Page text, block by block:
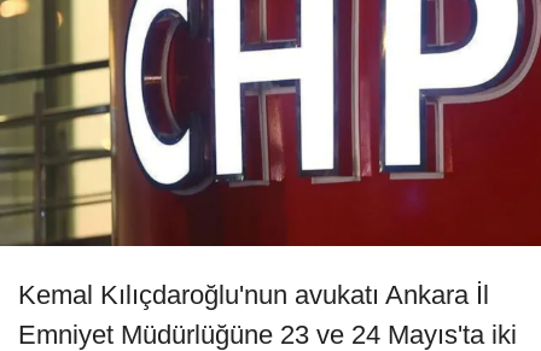
Kemal Kılıçdaroğlu'nun avukatı Ankara İl
Emniyet Müdürlüğüne 23 ve 24 Mayıs'ta iki